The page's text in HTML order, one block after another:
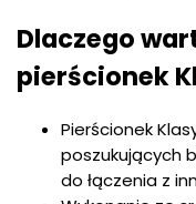
Dlaczego
pierścionek
Pierścionek
poszukujących
do łączenia z